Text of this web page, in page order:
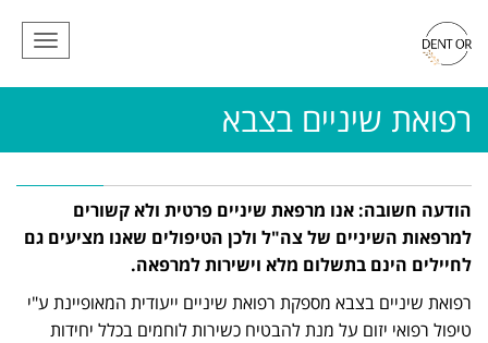
תפריט
רפואת שיניים בצבא
הודעה חשובה: אנו מרפאת שיניים פרטית ולא קשורים
למרפאות השיניים של צה"ל ולכן הטיפולים שאנו מציעים גם
לחיילים הינם בתשלום מלא וישירות למרפאה.
רפואת שיניים בצבא מספקת רפואת שיניים ייעודית המאופיינת ע"י
טיפול רפואי יזום על מנת להבטיח כשירות לוחמים בכלל יחידות